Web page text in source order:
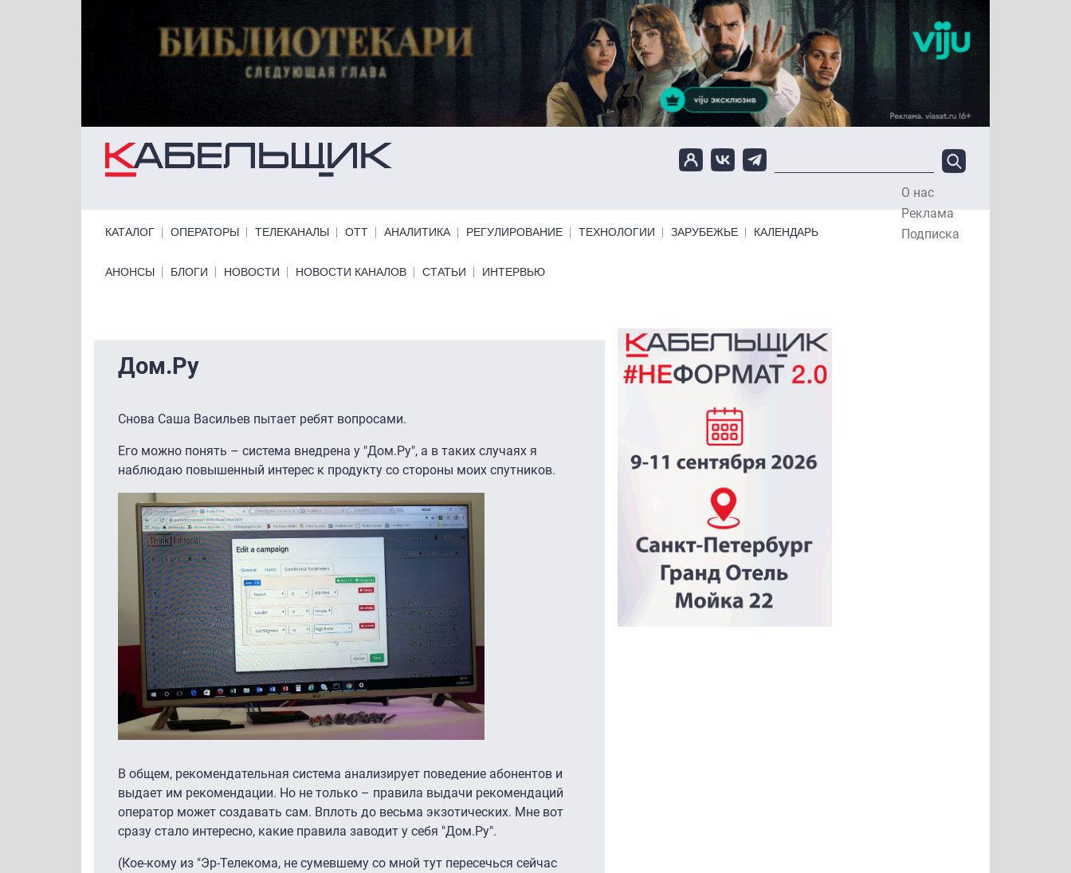
О нас
Реклама
Подписка
КАТАЛОГ ОПЕРАТОРЫ ТЕЛЕКАНАЛЫ ОТТ АНАЛИТИКА РЕГУЛИРОВАНИЕ ТЕХНОЛОГИИ ЗАРУБЕЖЬЕ КАЛЕНДАРЬ
Primary links bottom
АНОНСЫ БЛОГИ НОВОСТИ НОВОСТИ КАНАЛОВ СТАТЬИ ИНТЕРВЬЮ
Дом.Ру
Снова Саша Васильев пытает ребят вопросами.
Его можно понять – система внедрена у "Дом.Ру", а в таких случаях я
наблюдаю повышенный интерес к продукту со стороны моих спутников.
В общем, рекомендательная система анализирует поведение абонентов и
выдает им рекомендации. Но не только – правила выдачи рекомендаций
оператор может создавать сам. Вплоть до весьма экзотических. Мне вот
сразу стало интересно, какие правила заводит у себя "Дом.Ру".
(Кое-кому из "Эр-Телекома, не сумевшему со мной тут пересечься сейчас